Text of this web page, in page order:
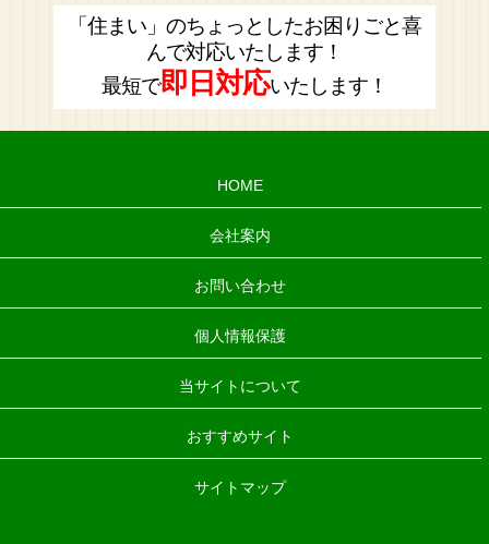
「住まい」のちょっとしたお困りごと喜
んで対応いたします！
最短で即日対応いたします！
HOME
会社案内
お問い合わせ
個人情報保護
当サイトについて
おすすめサイト
サイトマップ